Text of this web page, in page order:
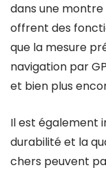
dans une montre
offrent des
que la mesure
navigation par
et bien plus
Il est également
durabilité et la
chers peuvent